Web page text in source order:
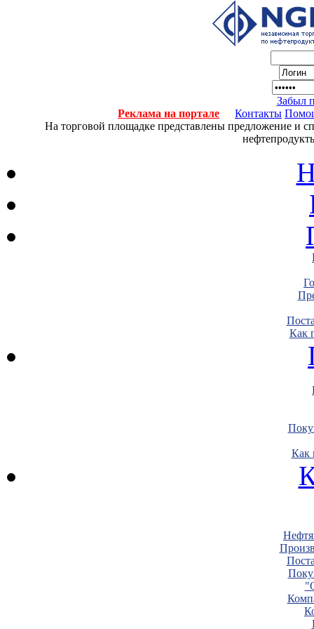
Забыл
Реклама на портале
Контакты
На торговой площадке представлены предложение и
Как
Как